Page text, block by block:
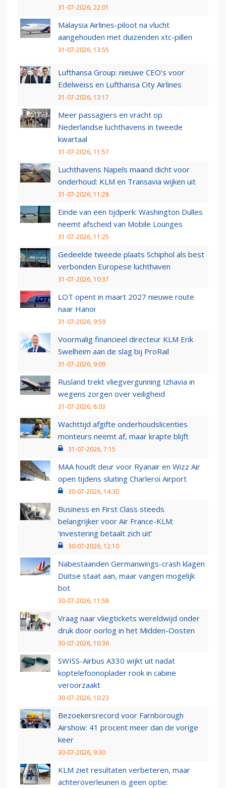
31-07-2026, 22:01
Malaysia Airlines-piloot na vlucht
aangehouden met duizenden xtc-pillen
31-07-2026, 13:55
Lufthansa Group: nieuwe CEO’s voor
Edelweiss en Lufthansa City Airlines
31-07-2026, 13:17
Meer passagiers en vracht op
Nederlandse luchthavens in tweede
kwartaal
31-07-2026, 11:57
Luchthavens Napels maand dicht voor
onderhoud: KLM en Transavia wijken uit
31-07-2026, 11:28
Einde van een tijdperk: Washington Dulles
neemt afscheid van Mobile Lounges
31-07-2026, 11:25
Gedeelde tweede plaats Schiphol als best
verbonden Europese luchthaven
31-07-2026, 10:37
LOT opent in maart 2027 nieuwe route
naar Hanoi
31-07-2026, 9:59
Voormalig financieel directeur KLM Erik
Swelheim aan de slag bij ProRail
31-07-2026, 9:09
Rusland trekt vliegvergunning Izhavia in
wegens zorgen over veiligheid
31-07-2026, 8:03
Wachttijd afgifte onderhoudslicenties
monteurs neemt af, maar krapte blijft
31-07-2026, 7:15
MAA houdt deur voor Ryanair en Wizz Air
open tijdens sluiting Charleroi Airport
30-07-2026, 14:30
Business en First Class steeds
belangrijker voor Air France-KLM:
‘investering betaalt zich uit’
30-07-2026, 12:10
Nabestaanden Germanwings-crash klagen
Duitse staat aan, maar vangen mogelijk
bot
30-07-2026, 11:58
Vraag naar vliegtickets wereldwijd onder
druk door oorlog in het Midden-Oosten
30-07-2026, 10:36
SWISS-Airbus A330 wijkt uit nadat
koptelefoonoplader rook in cabine
veroorzaakt
30-07-2026, 10:23
Bezoekersrecord voor Farnborough
Airshow: 41 procent meer dan de vorige
keer
30-07-2026, 9:30
KLM ziet resultaten verbeteren, maar
achteroverleunen is geen optie: